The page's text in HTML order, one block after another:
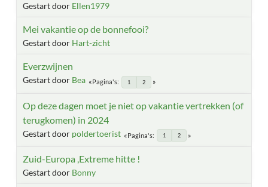
Gestart door Ellen1979
Mei vakantie op de bonnefooi?
Gestart door Hart-zicht
Everzwijnen
Gestart door Bea Pagina's 1 2
Op deze dagen moet je niet op vakantie vertrekken (of
terugkomen) in 2024
Gestart door poldertoerist Pagina's 1 2
Zuid-Europa ,Extreme hitte !
Gestart door Bonny